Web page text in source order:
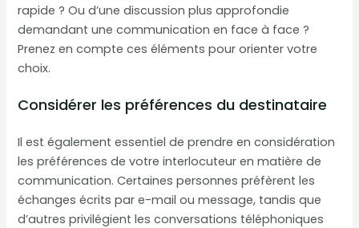
rapide ? Ou d’une discussion plus approfondie
demandant une communication en face à face ?
Prenez en compte ces éléments pour orienter votre
choix.
Considérer les préférences du destinataire
Il est également essentiel de prendre en considération
les préférences de votre interlocuteur en matière de
communication. Certaines personnes préfèrent les
échanges écrits par e-mail ou message, tandis que
d’autres privilégient les conversations téléphoniques